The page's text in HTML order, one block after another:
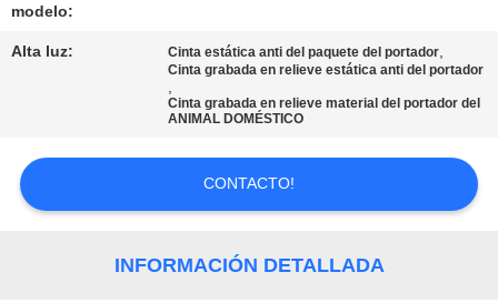
CONTACTO
CON
PIDA
modelo:
Alta luz: Cinta estática anti del paquete del portador,
Cinta grabada en relieve estática anti del portador
,
Cinta grabada en relieve material del portador del
ANIMAL DOMÉSTICO
CONTACTO!
INFORMACIÓN DETALLADA